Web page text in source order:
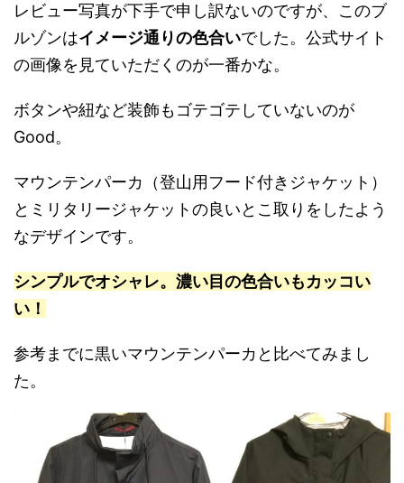
レビュー写真が下手で申し訳ないのですが、このブ
ルゾンはイメージ通りの色合いでした。公式サイト
の画像を見ていただくのが一番かな。
ボタンや紐など装飾もゴテゴテしていないのが
Good。
マウンテンパーカ（登山用フード付きジャケット）
とミリタリージャケットの良いとこ取りをしたよう
なデザインです。
シンプルでオシャレ。濃い目の色合いもカッコい
い！
参考までに黒いマウンテンパーカと比べてみまし
た。